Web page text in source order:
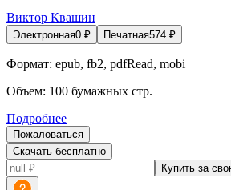
Виктор Квашин
Электронная0 ₽ Печатная574 ₽
Формат: epub, fb2, pdfRead, mobi
Объем: 100 бумажных стр.
Подробнее
Пожаловаться
Скачать бесплатно
Купить за